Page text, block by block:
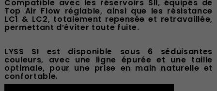
Compatible avec les réservoirs SII, équipés de
Top Air Flow réglable, ainsi que les résistance
LC1 & LC2, totalement repensée et retravaillée,
permettant d’éviter toute fuite.
LYSS SI est disponible sous 6 séduisantes
couleurs, avec une ligne épurée et une taille
optimale, pour une prise en main naturelle et
confortable.